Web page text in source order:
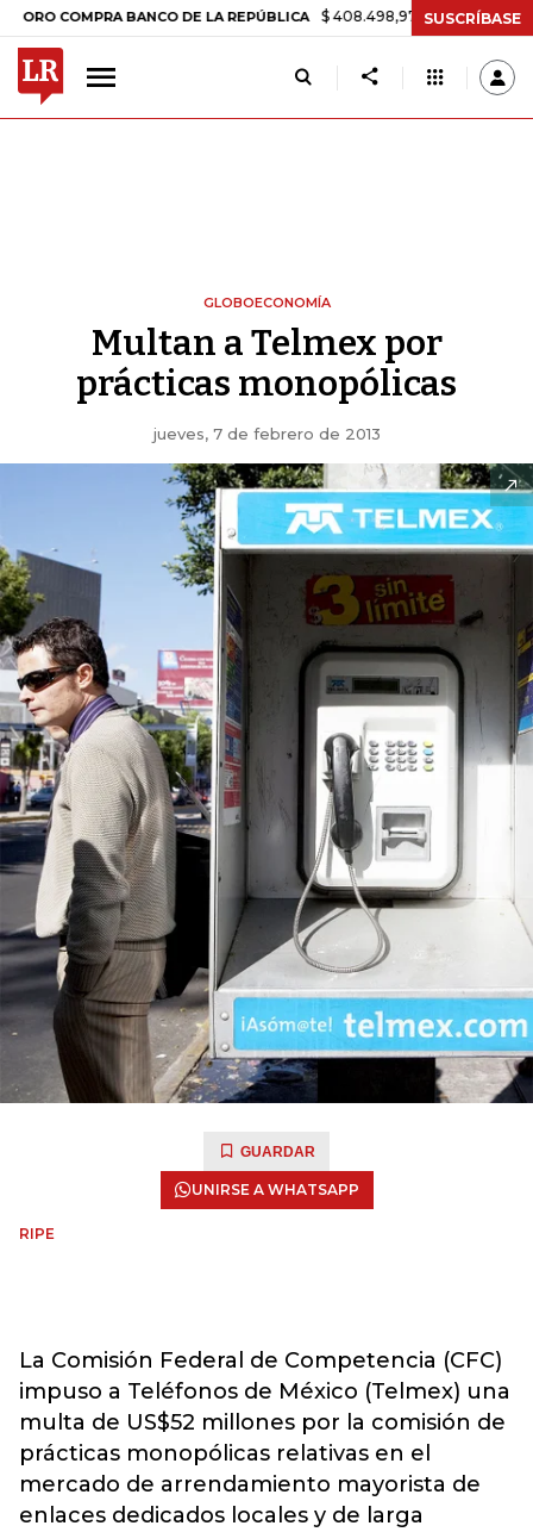
BANCO DE LA REPÚBLICA $ 408.498,97 +$ 8.753,81 +2,19%
SUSCRÍBASE
GLOBOECONOMÍA
Multan a Telmex por
prácticas monopólicas
jueves, 7 de febrero de 2013
GUARDAR
UNIRSE A WHATSAPP
RIPE
La Comisión Federal de Competencia (CFC)
impuso a Teléfonos de México (Telmex) una
multa de US$52 millones por la comisión de
prácticas monopólicas relativas en el
mercado de arrendamiento mayorista de
enlaces dedicados locales y de larga